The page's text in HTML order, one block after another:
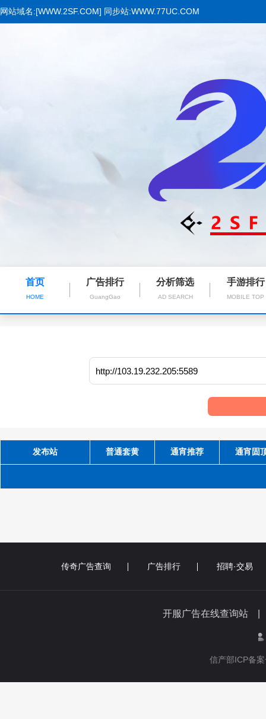
网站域名:[WWW.2SF.COM] 同步站:WWW.77UC.COM
首页
HOME
广告排行
GuangGao
分析筛选
AD SEARCH
手游排行
MOBILE TOP
发布站 普通套黄 通宵推荐 通宵固
传奇广告查询 广告排行 招聘·交易
开服广告在线查询站
信产部ICP备